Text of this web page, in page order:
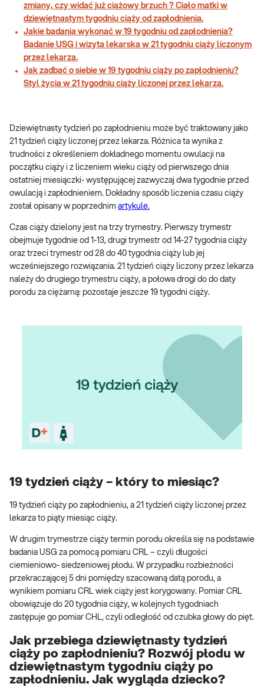
zmiany, czy widać już ciążowy brzuch ? Ciało matki w
dziewiętnastym tygodniu ciąży od zapłodnienia.
Jakie badania wykonać w 19 tygodniu od zapłodnienia?
Badanie USG i wizyta lekarska w 21 tygodniu ciąży liczonym
przez lekarza.
Jak zadbać o siebie w 19 tygodniu ciąży po zapłodnieniu?
Styl życia w 21 tygodniu ciąży liczonej przez lekarza.
Dziewiętnasty tydzień po zapłodnieniu może być traktowany jako
21 tydzień ciąży liczonej przez lekarza. Różnica ta wynika z
trudności z określeniem dokładnego momentu owulacji na
początku ciąży i z liczeniem wieku ciąży od pierwszego dnia
ostatniej miesiączki- występującej zazwyczaj dwa tygodnie przed
owulacją i zapłodnieniem. Dokładny sposób liczenia czasu ciąży
został opisany w poprzednim artykule.
Czas ciąży dzielony jest na trzy trymestry. Pierwszy trymestr
obejmuje tygodnie od 1-13, drugi trymestr od 14-27 tygodnia ciąży
oraz trzeci trymestr od 28 do 40 tygodnia ciąży lub jej
wcześniejszego rozwiązania. 21 tydzień ciąży liczony przez lekarza
należy do drugiego trymestru ciąży, a połowa drogi do do daty
porodu za ciężarną: pozostaje jeszcze 19 tygodni ciąży.
19 tydzień ciąży – który to miesiąc?
19 tydzień ciąży po zapłodnieniu, a 21 tydzień ciąży liczonej przez
lekarza to piąty miesiąc ciąży.
W drugim trymestrze ciąży termin porodu określa się na podstawie
badania USG za pomocą pomiaru CRL – czyli długości
ciemieniowo- siedzeniowej płodu. W przypadku rozbieżności
przekraczającej 5 dni pomiędzy szacowaną datą porodu, a
wynikiem pomiaru CRL wiek ciąży jest korygowany. Pomiar CRL
obowiązuje do 20 tygodnia ciąży, w kolejnych tygodniach
zastępuje go pomiar CHL, czyli odległość od czubka głowy do pięt.
Jak przebiega dziewiętnasty tydzień
ciąży po zapłodnieniu? Rozwój płodu w
dziewiętnastym tygodniu ciąży po
zapłodnieniu. Jak wygląda dziecko?